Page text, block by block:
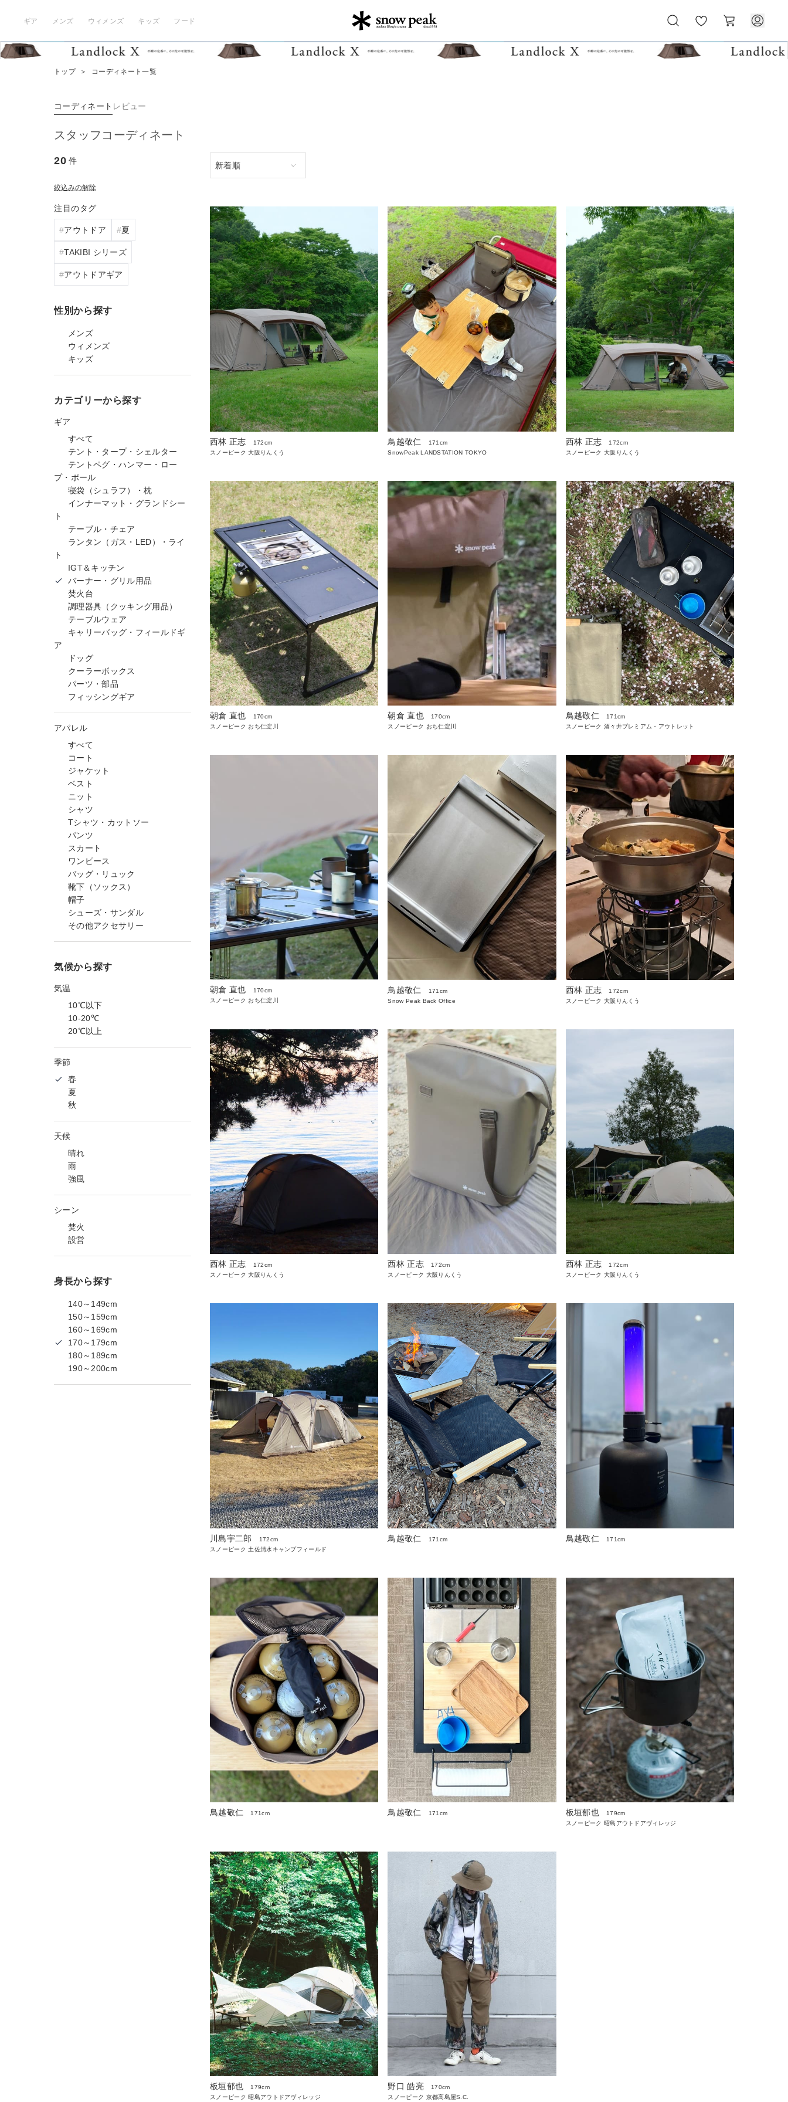
ギア メンズ ウィメンズ キッズ フード
気
に
ー
ト
トップ ＞ コーディネート一覧
コーディネート レビュー
スタッフコーディネート
20 件
絞込みの解除
注目のタグ
アウトドア 夏
TAKIBI シリーズ
アウトドアギア
性別から探す
メンズ
ウィメンズ
キッズ
カテゴリーから探す
ギア
すべて
テント・タープ・シェルター
テントペグ・ハンマー・ロー
プ・ポール
寝袋（シュラフ）・枕
インナーマット・グランドシー
ト
テーブル・チェア
ランタン（ガス・LED）・ライ
ト
IGT＆キッチン
バーナー・グリル用品
焚火台
調理器具（クッキング用品）
テーブルウェア
キャリーバッグ・フィールドギ
ア
ドッグ
クーラーボックス
パーツ・部品
フィッシングギア
アパレル
すべて
コート
ジャケット
ベスト
ニット
シャツ
Tシャツ・カットソー
パンツ
スカート
ワンピース
バッグ・リュック
靴下（ソックス）
帽子
シューズ・サンダル
その他アクセサリー
気候から探す
気温
10℃以下
10-20℃
20℃以上
季節
春
夏
秋
天候
晴れ
雨
強風
シーン
焚火
設営
身長から探す
140～149cm
150～159cm
160～169cm
170～179cm
180～189cm
190～200cm
西林 正志
172cm
スノーピーク 大阪りんくう
鳥越敬仁
171cm
SnowPeak LANDSTATION TOKYO
西林 正志
172cm
スノーピーク 大阪りんくう
朝倉 直也
170cm
スノーピーク おち仁淀川
朝倉 直也
170cm
スノーピーク おち仁淀川
鳥越敬仁
171cm
スノーピーク 酒々井プレミアム・アウトレット
朝倉 直也
170cm
スノーピーク おち仁淀川
鳥越敬仁
171cm
Snow Peak Back Office
西林 正志
172cm
スノーピーク 大阪りんくう
西林 正志
172cm
スノーピーク 大阪りんくう
西林 正志
172cm
スノーピーク 大阪りんくう
西林 正志
172cm
スノーピーク 大阪りんくう
川島宇二郎
172cm
スノーピーク 土佐清水キャンプフィールド
鳥越敬仁 171cm 鳥越敬仁 171cm
鳥越敬仁 171cm 鳥越敬仁 171cm 板垣郁也
179cm
スノーピーク 昭島アウトドアヴィレッジ
板垣郁也
179cm
スノーピーク 昭島アウトドアヴィレッジ
野口 皓亮
170cm
スノーピーク 京都高島屋S.C.